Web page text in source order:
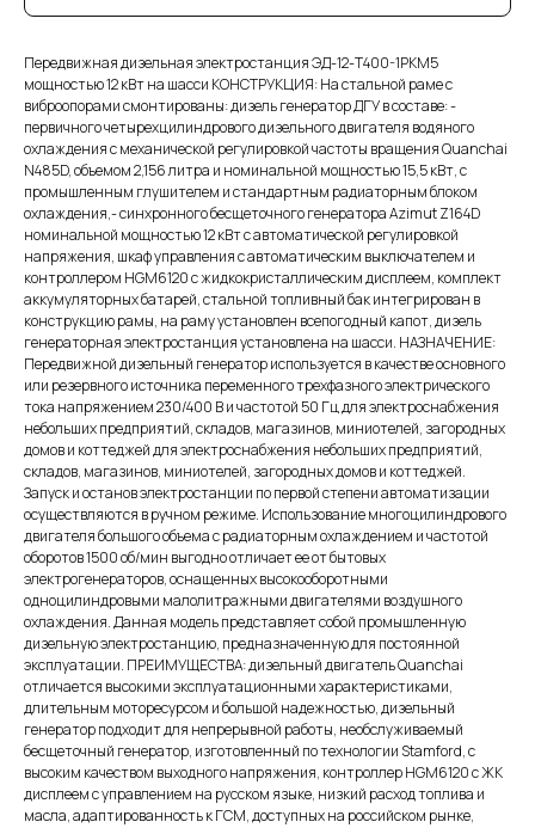
Передвижная дизельная электростанция ЭД-12-Т400-1РКМ5
мощностью 12 кВт на шасси КОНСТРУКЦИЯ: На стальной раме с
виброопорами смонтированы: дизель генератор ДГУ в составе: -
первичного четырехцилиндрового дизельного двигателя водяного
охлаждения с механической регулировкой частоты вращения Quanchai
N485D, объемом 2,156 литра и номинальной мощностью 15,5 кВт, с
промышленным глушителем и стандартным радиаторным блоком
охлаждения,- синхронного бесщеточного генератора Azimut Z164D
номинальной мощностью 12 кВт c автоматической регулировкой
напряжения, шкаф управления с автоматическим выключателем и
контроллером HGM6120 с жидкокристаллическим дисплеем, комплект
аккумуляторных батарей, стальной топливный бак интегрирован в
конструкцию рамы, на раму установлен всепогодный капот, дизель
генераторная электростанция установлена на шасси. НАЗНАЧЕНИЕ:
Передвижной дизельный генератор используется в качестве основного
или резервного источника переменного трехфазного электрического
тока напряжением 230/400 В и частотой 50 Гц для электроснабжения
небольших предприятий, складов, магазинов, миниотелей, загородных
домов и коттеджей для электроснабжения небольших предприятий,
складов, магазинов, миниотелей, загородных домов и коттеджей.
Запуск и останов электростанции по первой степени автоматизации
осуществляются в ручном режиме. Использование многоцилиндрового
двигателя большого объема с радиаторным охлаждением и частотой
оборотов 1500 об/мин выгодно отличает ее от бытовых
электрогенераторов, оснащенных высокооборотными
одноцилиндровыми малолитражными двигателями воздушного
охлаждения. Данная модель представляет собой промышленную
дизельную электростанцию, предназначенную для постоянной
эксплуатации. ПРЕИМУЩЕСТВА: дизельный двигатель Quanchai
отличается высокими эксплуатационными характеристиками,
длительным моторесурсом и большой надежностью, дизельный
генератор подходит для непрерывной работы, необслуживаемый
бесщеточный генератор, изготовленный по технологии Stamford, с
высоким качеством выходного напряжения, контроллер HGM6120 с ЖК
дисплеем с управлением на русском языке, низкий расход топлива и
масла, адаптированность к ГСМ, доступных на российском рынке,